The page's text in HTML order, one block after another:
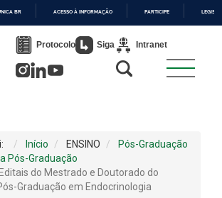
PARA
BR ACESSO À INFORMAÇÃO PARTICIPE
Protocolo Siga Intranet
Início ENSINO
Pós-Graduação
Pós-Graduação
do Mestrado e Doutorado do
Graduação em Endocrinologia